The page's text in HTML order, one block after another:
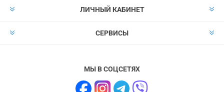
ЛИЧНЫЙ КАБИНЕТ
СЕРВИСЫ
МЫ В СОЦСЕТЯХ